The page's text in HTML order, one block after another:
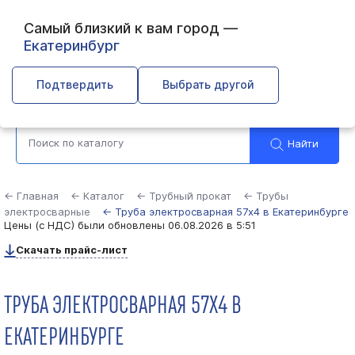
Самый близкий к вам город —
Екатеринбург
Подтвердить Выбрать другой
Выберите город
Найти
← Главная ← Каталог ← Трубный прокат
← Трубы
электросварные
← Труба электросварная 57х4 в Екатеринбурге
Цены (с НДС) были обновлены 06.08.2026 в 5:51
Скачать прайс-лист
ТРУБА ЭЛЕКТРОСВАРНАЯ 57Х4 В
ЕКАТЕРИНБУРГЕ